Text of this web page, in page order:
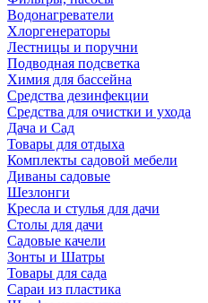
Водонагреватели
Хлоргенераторы
Лестницы и поручни
Подводная подсветка
Химия для бассейна
Средства дезинфекции
Средства для очистки и ухода
Дача и Сад
Товары для отдыха
Комплекты садовой мебели
Диваны садовые
Шезлонги
Кресла и стулья для дачи
Столы для дачи
Садовые качели
Зонты и Шатры
Товары для сада
Сараи из пластика